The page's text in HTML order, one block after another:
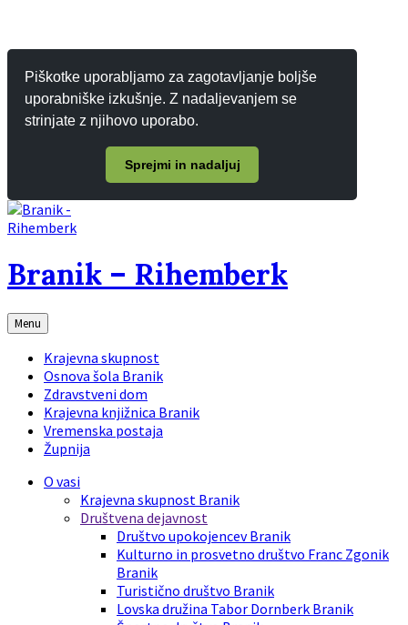
Piškotke uporabljamo za zagotavljanje boljše
uporabniške izkušnje. Z nadaljevanjem se
strinjate z njihovo uporabo.
Sprejmi in nadaljuj
Branik – Rihemberk
Menu
Krajevna skupnost
Osnova šola Branik
Zdravstveni dom
Krajevna knjižnica Branik
Vremenska postaja
Župnija
O vasi
Krajevna skupnost Branik
Društvena dejavnost
Društvo upokojencev Branik
Kulturno in prosvetno društvo Franc Zgonik
Branik
Turistično društvo Branik
Lovska družina Tabor Dornberk Branik